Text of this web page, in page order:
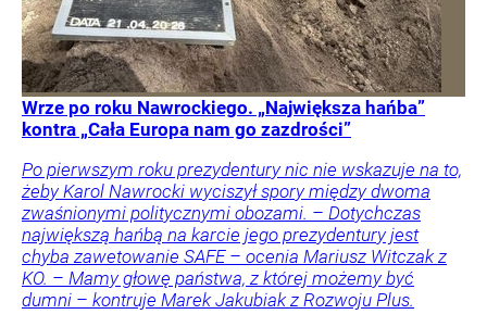
Wrze po roku Nawrockiego. „Największa hańba”
kontra „Cała Europa nam go zazdrości”
Po pierwszym roku prezydentury nic nie wskazuje na to,
żeby Karol Nawrocki wyciszył spory między dwoma
zwaśnionymi politycznymi obozami. – Dotychczas
największą hańbą na karcie jego prezydentury jest
chyba zawetowanie SAFE – ocenia Mariusz Witczak z
KO. – Mamy głowę państwa, z której możemy być
dumni – kontruje Marek Jakubiak z Rozwoju Plus.